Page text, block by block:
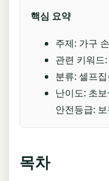
핵심 요약
주제: 가구
관련 키워드
분류: 셀프
난이도: 초
안전등급:
목차